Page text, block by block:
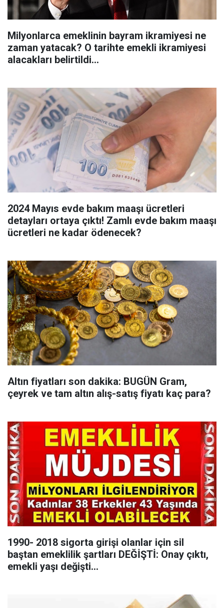
Milyonlarca emeklinin bayram ikramiyesi ne
zaman yatacak? O tarihte emekli ikramiyesi
alacakları belirtildi...
2024 Mayıs evde bakım maaşı ücretleri
detayları ortaya çıktı! Zamlı evde bakım maaşı
ücretleri ne kadar ödenecek?
Altın fiyatları son dakika: BUGÜN Gram,
çeyrek ve tam altın alış-satış fiyatı kaç para?
1990- 2018 sigorta girişi olanlar için sil
baştan emeklilik şartları DEĞİŞTİ: Onay çıktı,
emekli yaşı değişti...